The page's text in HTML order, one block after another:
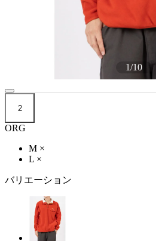
1/10
2
ORG
M ×
L ×
バリエーション